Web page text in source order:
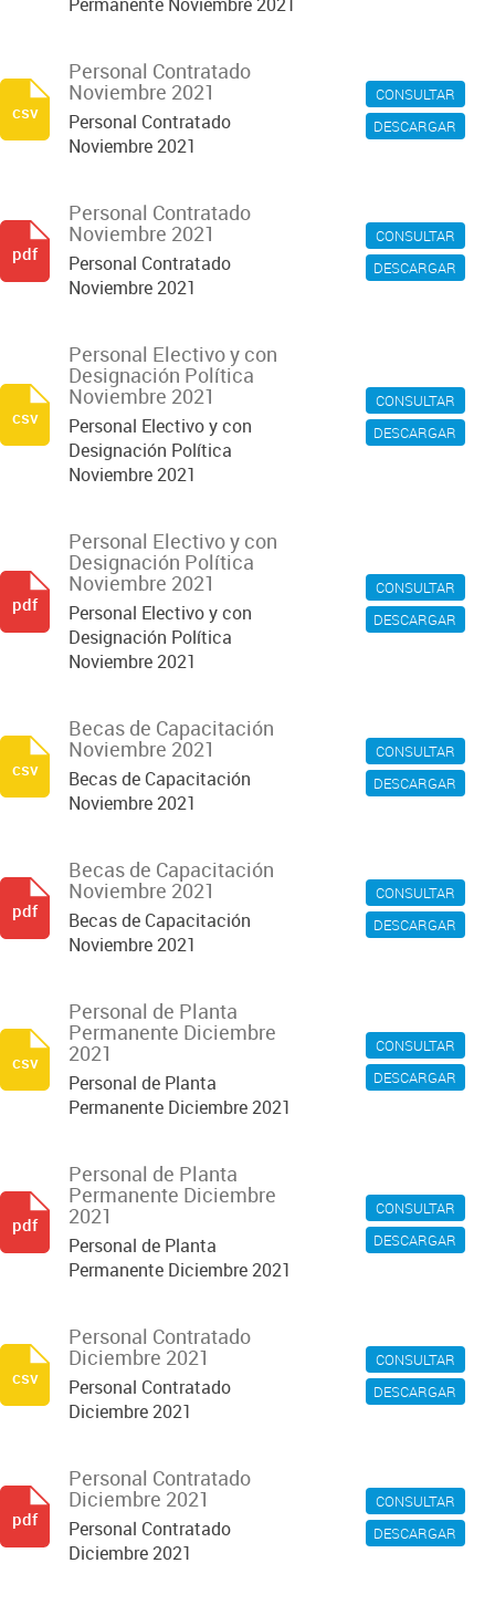
CONSULTAR
DESCARGAR
Personal Contratado
Noviembre 2021
Personal Contratado
Noviembre 2021
csv
CONSULTAR
DESCARGAR
Personal Contratado
Noviembre 2021
Personal Contratado
Noviembre 2021
pdf
CONSULTAR
DESCARGAR
Personal Electivo y con
Designación Política
Noviembre 2021
Personal Electivo y con
Designación Política
Noviembre 2021
csv
CONSULTAR
DESCARGAR
Personal Electivo y con
Designación Política
Noviembre 2021
Personal Electivo y con
Designación Política
Noviembre 2021
pdf
CONSULTAR
DESCARGAR
Becas de Capacitación
Noviembre 2021
Becas de Capacitación
Noviembre 2021
csv
CONSULTAR
DESCARGAR
Becas de Capacitación
Noviembre 2021
Becas de Capacitación
Noviembre 2021
pdf
CONSULTAR
DESCARGAR
Personal de Planta
Permanente Diciembre
2021
Personal de Planta
Permanente Diciembre 2021
csv
CONSULTAR
DESCARGAR
Personal de Planta
Permanente Diciembre
2021
Personal de Planta
Permanente Diciembre 2021
pdf
CONSULTAR
DESCARGAR
Personal Contratado
Diciembre 2021
Personal Contratado
Diciembre 2021
csv
CONSULTAR
DESCARGAR
Personal Contratado
Diciembre 2021
Personal Contratado
Diciembre 2021
pdf